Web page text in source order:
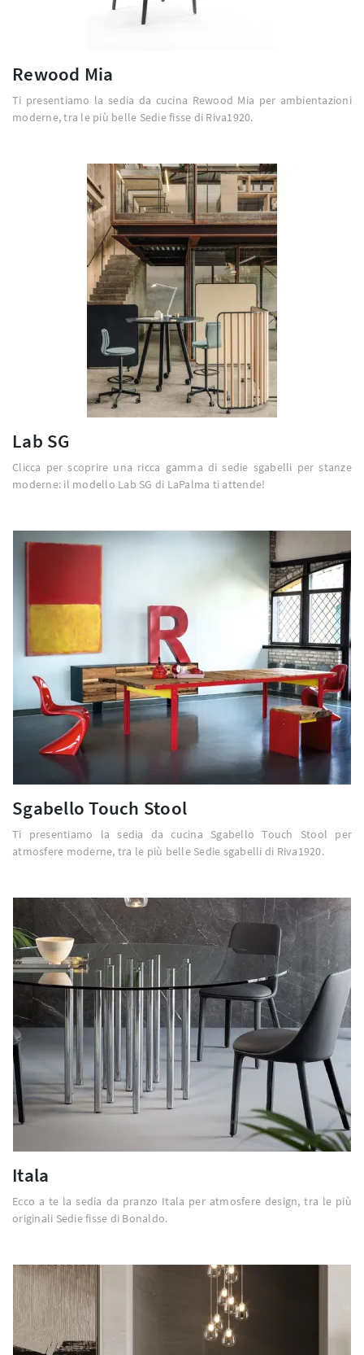
Rewood Mia
Ti presentiamo la sedia da cucina Rewood Mia per ambientazioni
moderne, tra le più belle Sedie fisse di Riva1920.
Lab SG
Clicca per scoprire una ricca gamma di sedie sgabelli per stanze
moderne: il modello Lab SG di LaPalma ti attende!
Sgabello Touch Stool
Ti presentiamo la sedia da cucina Sgabello Touch Stool per
atmosfere moderne, tra le più belle Sedie sgabelli di Riva1920.
Itala
Ecco a te la sedia da pranzo Itala per atmosfere design, tra le più
originali Sedie fisse di Bonaldo.